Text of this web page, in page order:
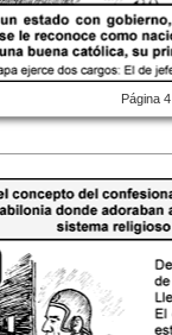
Página 4